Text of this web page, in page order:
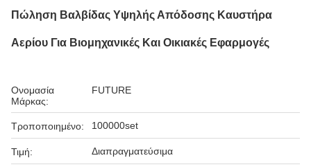
Πώληση Βαλβίδας Υψηλής Απόδοσης Καυστήρα
Αερίου Για Βιομηχανικές Και Οικιακές Εφαρμογές
Ονομασία
Μάρκας:
FUTURE
Τροποποιημένο: 100000set
Τιμή: Διαπραγματεύσιμα